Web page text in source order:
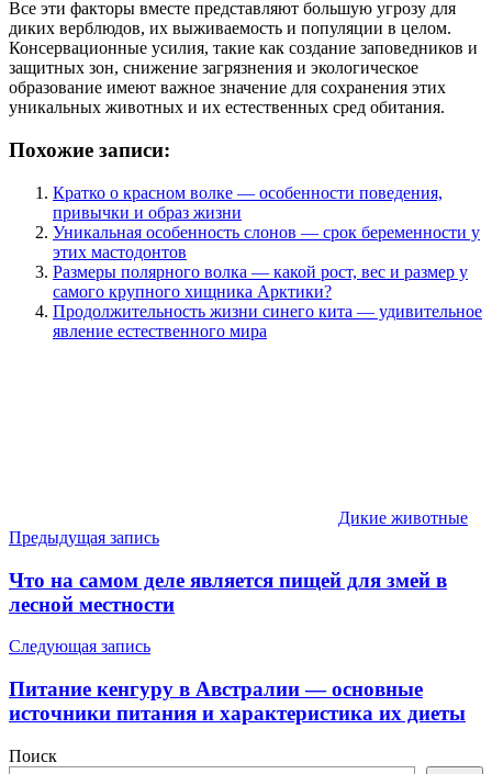
Все эти факторы вместе представляют большую угрозу для
диких верблюдов, их выживаемость и популяции в целом.
Консервационные усилия, такие как создание заповедников и
защитных зон, снижение загрязнения и экологическое
образование имеют важное значение для сохранения этих
уникальных животных и их естественных сред обитания.
Похожие записи:
Кратко о красном волке — особенности поведения,
привычки и образ жизни
Уникальная особенность слонов — срок беременности у
этих мастодонтов
Размеры полярного волка — какой рост, вес и размер у
самого крупного хищника Арктики?
Продолжительность жизни синего кита — удивительное
явление естественного мира
Дикие животные
Навигация
по
записям
Предыдущая запись
Что на самом деле является пищей для змей в
лесной местности
Следующая запись
Питание кенгуру в Австралии — основные
источники питания и характеристика их диеты
Поиск